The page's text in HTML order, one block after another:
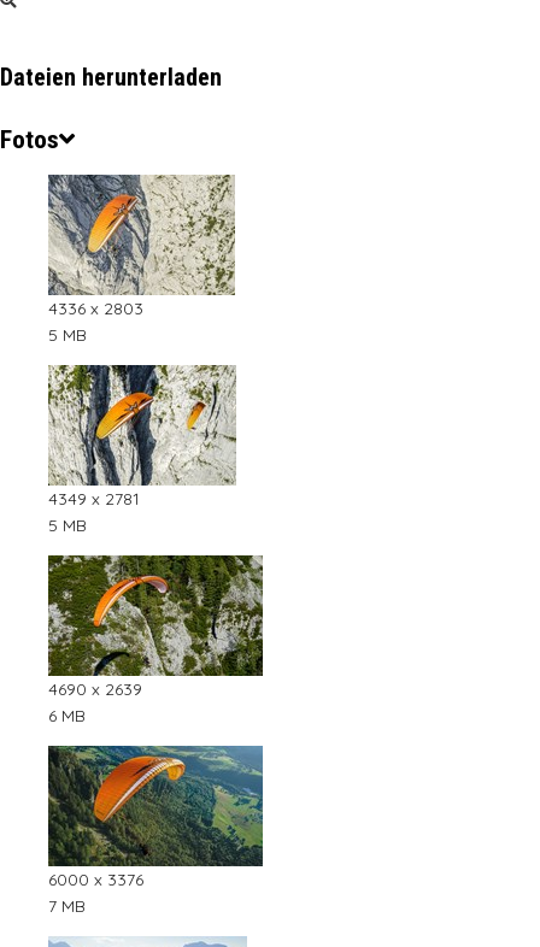
Dateien herunterladen
Fotos
4336 x 2803
5 MB
4349 x 2781
5 MB
4690 x 2639
6 MB
6000 x 3376
7 MB